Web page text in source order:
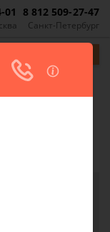
01
Санкт-Петербург
8 812 509-27-47
в
в